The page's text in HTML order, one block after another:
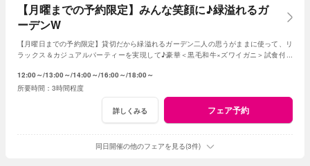
【月曜までの予約限定】みんな笑顔に♪緑溢れるガ
ーデンW
【月曜日までの予約限定】貸切だから緑溢れるガーデン二人の思うがままに使って、リ
ラックス＆カジュアルパーティーを実現して♪豪華＜黒毛和牛×ズワイガニ＞試食付き
12:00～ 13:00～ 14:00～ 16:00～ 18:00～
3時間程度
詳しくみる フェア予約
同日開催の他のフェアを見る(3件)